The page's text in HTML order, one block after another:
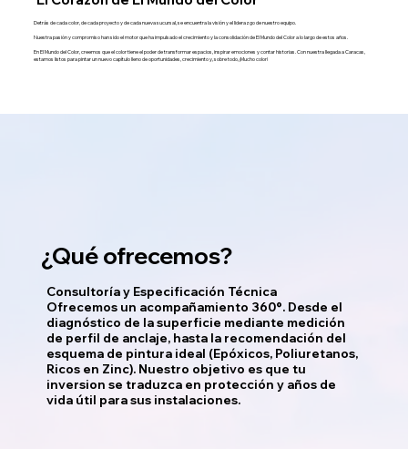
Detrás de cada color, de cada proyecto y de cada nueva sucursal, se encuentra la visión y el liderazgo de nuestro equipo.
Nuestra pasión y compromiso han sido el motor que ha impulsado el crecimiento y la consolidación de El Mundo del Color a lo largo de estos años.
En El Mundo del Color, creemos que el color tiene el poder de transformar espacios, inspirar emociones y contar historias. Con nuestra llegada a Caracas,
estamos listos para pintar un nuevo capítulo lleno de oportunidades, crecimiento y, sobre todo, ¡Mucho color!
¿Qué ofrecemos?
Consultoría y Especificación Técnica
Ofrecemos un acompañamiento 360°. Desde el
diagnóstico de la superficie mediante medición
de perfil de anclaje, hasta la recomendación del
esquema de pintura ideal (Epóxicos, Poliuretanos,
Ricos en Zinc). Nuestro objetivo es que tu
inversion se traduzca en protección y años de
vida útil para sus instalaciones.